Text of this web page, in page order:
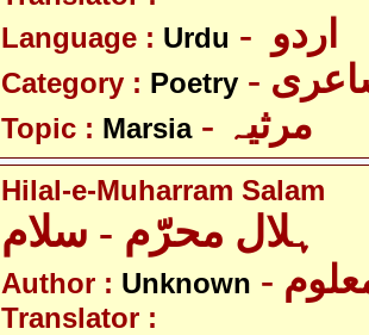
Language : Urdu
Category : Poetry
Topic : Marsia - مرثیہ
Hilal-e-Muharram Salam
ہلال محرّم - سلام
Author : Unknown
Translator :